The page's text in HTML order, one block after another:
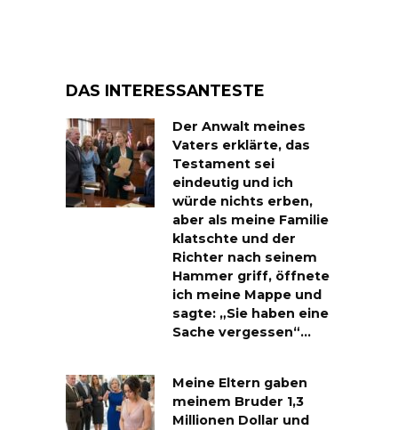
DAS INTERESSANTESTE
Der Anwalt meines
Vaters erklärte, das
Testament sei
eindeutig und ich
würde nichts erben,
aber als meine Familie
klatschte und der
Richter nach seinem
Hammer griff, öffnete
ich meine Mappe und
sagte: „Sie haben eine
Sache vergessen“…
Meine Eltern gaben
meinem Bruder 1,3
Millionen Dollar und